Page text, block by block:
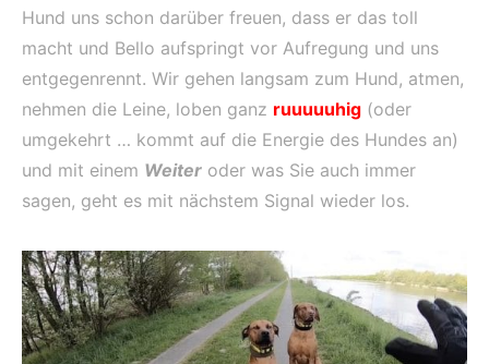
Hund uns schon darüber freuen, dass er das toll
macht und Bello aufspringt vor Aufregung und uns
entgegenrennt. Wir gehen langsam zum Hund, atmen,
nehmen die Leine, loben ganz ruuuuuhig (oder
umgekehrt … kommt auf die Energie des Hundes an)
und mit einem Weiter oder was Sie auch immer
sagen, geht es mit nächstem Signal wieder los.